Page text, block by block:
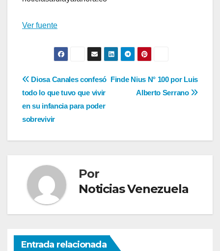
Ver fuente
Navegación
de
entradas
Finde Nius N° 100 por Luis
Alberto Serrano
Diosa Canales confesó
todo lo que tuvo que vivir
en su infancia para poder
sobrevivir
Por
Noticias Venezuela
Entrada relacionada